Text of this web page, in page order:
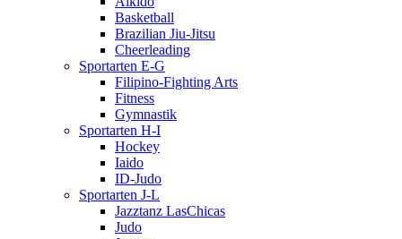
Basketball
Brazilian Jiu-Jitsu
Cheerleading
Sportarten E-G
Filipino-Fighting Arts
Fitness
Gymnastik
Sportarten H-I
Hockey
Iaido
ID-Judo
Sportarten J-L
Jazztanz LasChicas
Judo